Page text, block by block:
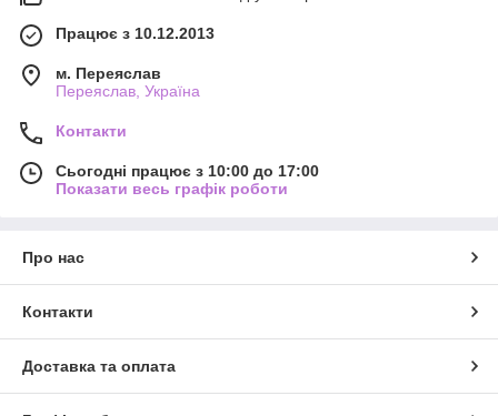
Працює з 10.12.2013
м. Переяслав
Переяслав, Україна
Контакти
Сьогодні працює з 10:00 до 17:00
Показати весь графік роботи
Про нас
Контакти
Доставка та оплата